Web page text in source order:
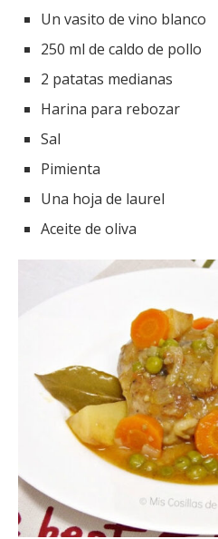
Un vasito de vino blanco
250 ml de caldo de pollo
2 patatas medianas
Harina para rebozar
Sal
Pimienta
Una hoja de laurel
Aceite de oliva